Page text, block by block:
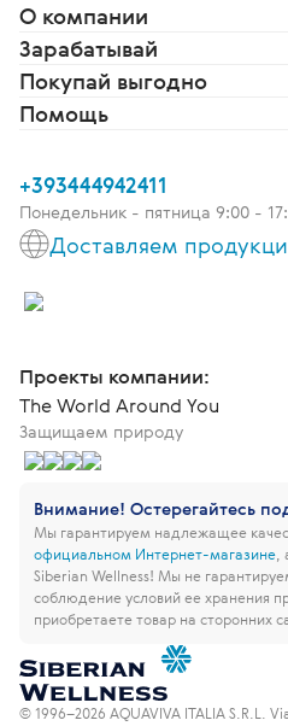
О компании
Зарабатывай
Покупай выгодно
Помощь
+393444942411
Понедельник - пятница 9:00 -
Доставляем
Проекты компании:
The World Around You
Защищаем природу
Внимание! Остерегайтесь
Мы гарантируем надлежащее
официальном Интернет-магазине
Siberian Wellness! Мы не
соблюдение условий ее хранения
приобретаете товар на сторонних
© 1996–2026 AQUAVIVA ITALIA S.R.L.